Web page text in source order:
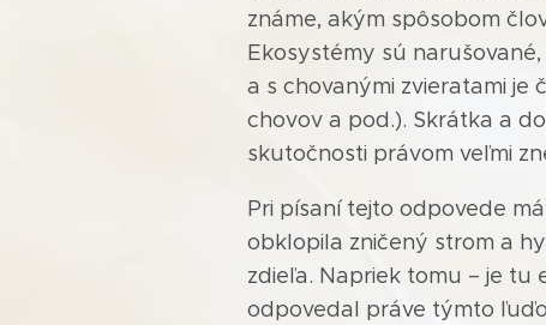
známe, akým spôsobom
Ekosystémy sú
a s chovanými zvieratami je
chovov a pod.). Skrátka a
skutočnosti právom veľmi
Pri písaní tejto odpovede
obklopila zničený strom a
zdieľa. Napriek tomu – je tu
odpovedal práve týmto